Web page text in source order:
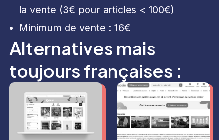
la vente (3€ pour articles < 100€)
Minimum de vente : 16€
Alternatives mais
toujours françaises :